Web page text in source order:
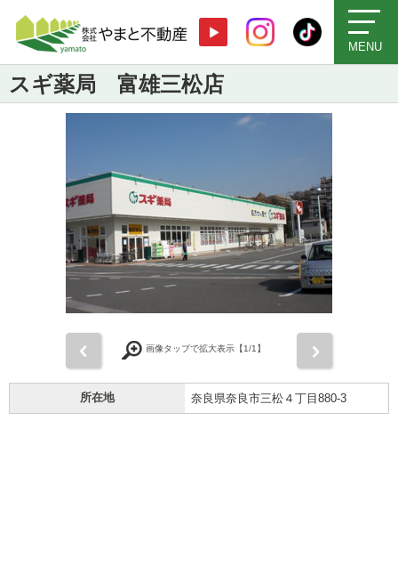
MENU
スギ薬局 富雄三松店
画像タップで拡大表示【1/1】
所在地 奈良県奈良市三松４丁目880-3